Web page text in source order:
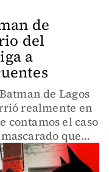
de
del
a
de Lagos
realmente en
contamos el caso
que
de motos en